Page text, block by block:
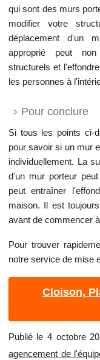
qui sont des murs
modifier votre
déplacement d'un
approprié peut
structurels et
les personnes à
Pour conclure
Si tous les points ci-
pour savoir si un mur
individuellement. La
d'un mur porteur
peut entraîner
maison. Il est
avant de commencer
Pour trouver
notre service de mise
Cloison,
Publié le 4 octobre
agencement de